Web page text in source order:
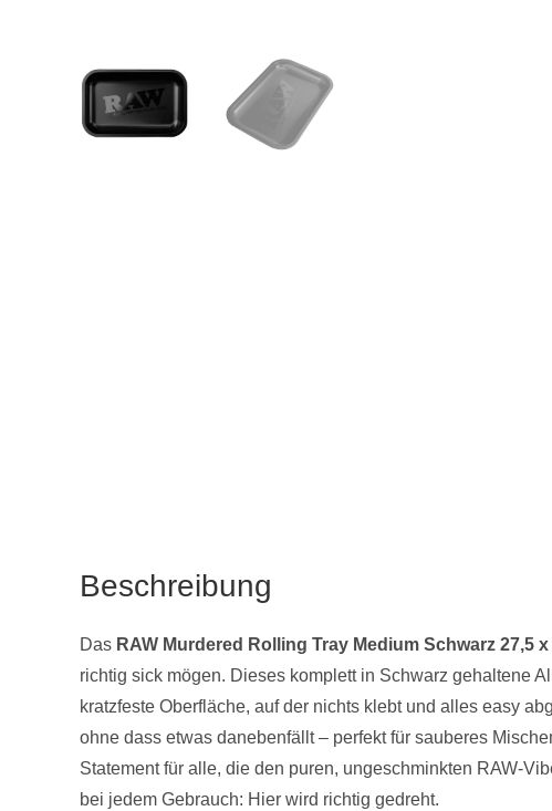
Beschreibung
Das RAW Murdered Rolling Tray Medium Schwarz 27,5 x
richtig sick mögen. Dieses komplett in Schwarz gehaltene
kratzfeste Oberfläche, auf der nichts klebt und alles easy
ohne dass etwas danebenfällt – perfekt für sauberes
Statement für alle, die den puren, ungeschminkten RAW-
bei jedem Gebrauch: Hier wird richtig gedreht.